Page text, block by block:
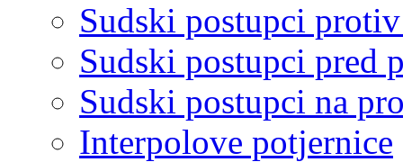
Sudski postupci
Sudski postupci pred
Sudski postupci na
Interpolove potjernice